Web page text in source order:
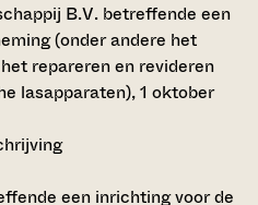
B.V. betreffende een
(onder andere het
repareren en revideren
lasapparaten), 1 oktober
een inrichting voor de